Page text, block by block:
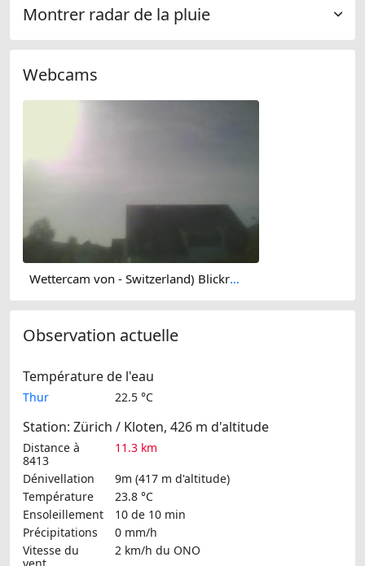
Montrer radar de la pluie
Webcams
Wettercam von - Switzerland) Blickrichtung Süd
Observation actuelle
Température de l'eau
Thur 22.5 °C
Station: Zürich / Kloten, 426 m d'altitude
Distance à
8413
11.3 km
Dénivellation
9m (417 m d'altitude)
Température
23.8 °C
Ensoleillement
10 de 10 min
Précipitations
0 mm/h
Vitesse du
2 km/h du ONO